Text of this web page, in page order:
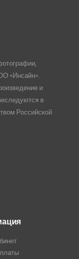
«Инсайн».
и
в
Российской